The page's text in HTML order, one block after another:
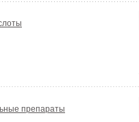
препараты